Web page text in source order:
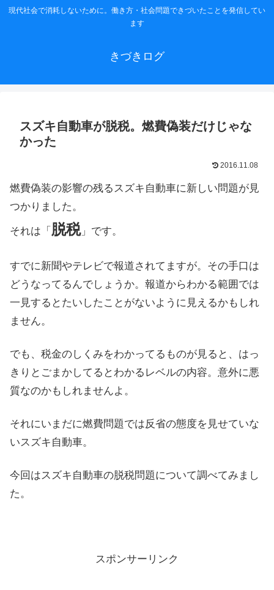
現代社会で消耗しないために。働き方・社会問題できづいたことを発信してい
ます
きづきログ
スズキ自動車が脱税。燃費偽装だけじゃな
かった
2016.11.08
燃費偽装の影響の残るスズキ自動車に新しい問題が見
つかりました。
それは「 脱税」です。
すでに新聞やテレビで報道されてますが。その手口は
どうなってるんでしょうか。報道からわかる範囲では
一見するとたいしたことがないように見えるかもしれ
ません。
でも、税金のしくみをわかってるものが見ると、はっ
きりとごまかしてるとわかるレベルの内容。意外に悪
質なのかもしれませんよ。
それにいまだに燃費問題では反省の態度を見せていな
いスズキ自動車。
今回はスズキ自動車の脱税問題について調べてみまし
た。
スポンサーリンク